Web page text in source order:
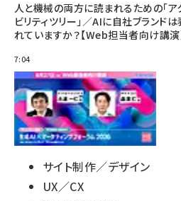
人と機械の両方に読まれるための「ア
ビリティツリー」／AIに自社ブランド
れていますか？【Web担当者向け講演
7:04
サイト制作／デザイン
UX／CX